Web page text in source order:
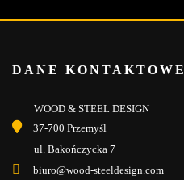
DANE KONTAKTOWE
WOOD & STEEL DESIGN
37-700 Przemyśl
ul. Bakończycka 7
biuro@wood-steeldesign.com